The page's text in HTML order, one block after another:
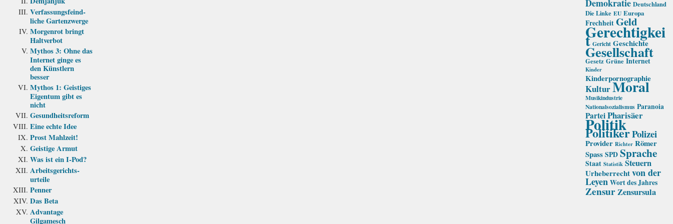
Verfassungs­feind­
liche Garten­zwerge
Morgenrot bringt
Haltverbot
Mythos 3: Ohne das
Internet ginge es
den Künstlern
besser
Mythos 1: Geistiges
Eigentum gibt es
nicht
Gesundheits­reform
Eine echte Idee
Prost Mahlzeit!
Geistige Armut
Was ist ein I-Pod?
Arbeits­gerichts­
urteile
Penner
Das Beta
Advantage
Gilgamesch
Demokratie Deutschland
Die Linke EU Europa
Frechheit Geld
Gerechtigkei
t Gericht Geschichte
Gesellschaft
Gesetz Grüne Internet
Kinder
Kinderpornographie
KulturMoral
Musikindustrie
Nationalsozialismus Paranoia
ParteiPharisäer
Politik
PolitikerPolizei
Provider Richter Römer
Spass SPD Sprache
Staat Statistik Steuern
Urheberrechtvon der
Leyen Wort des Jahres
ZensurZensursula